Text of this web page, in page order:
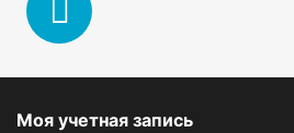
Моя учетная запись